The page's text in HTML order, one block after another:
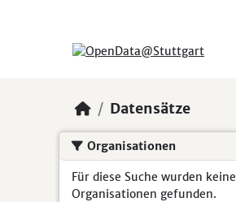
Datensätze
Organisationen
Für diese Suche wurden keine
Organisationen gefunden.